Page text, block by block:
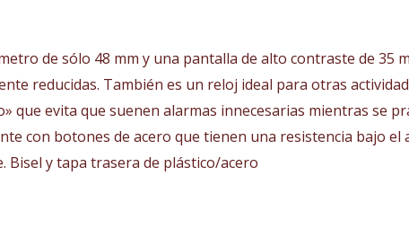
de sólo 48 mm y una pantalla de alto contraste de 35
reducidas. También es un reloj ideal para otras
que evita que suenen alarmas innecesarias mientras se
con botones de acero que tienen una resistencia bajo
Bisel y tapa trasera de plástico/acero